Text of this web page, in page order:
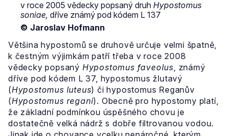
v roce 2005 vědecky popsaný druh Hypostomus
soniae, dříve známý pod kódem L 137
© Jaroslav Hofmann
Většina hypostomů se druhově určuje velmi špatně,
k čestným výjimkám patří třeba v roce 2008
vědecky popsaný Hypostomus faveolus , známý
dříve pod kódem L 37, hypostomus žlutavý
(Hypostomus luteus) či hypostomus Reganův
(Hypostomus regani). Obecně pro hypostomy platí,
že základní podmínkou úspěšného chovu je
dostatečně velká nádrž s dobře filtrovanou vodou.